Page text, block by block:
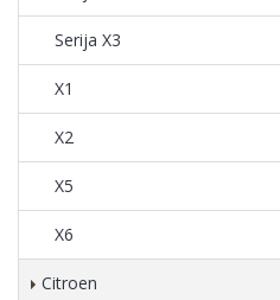
Serija X3
X1
X2
X5
X6
Citroen